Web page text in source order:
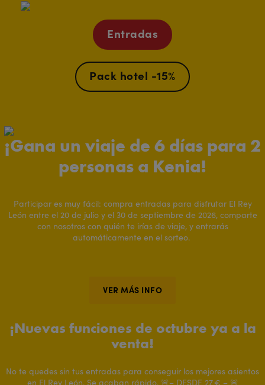
Entradas
Pack hotel -15%
¡Gana un viaje de 6 días para 2
personas a Kenia!
Participar es muy fácil: compra entradas para disfrutar El Rey
León entre el 20 de julio y el 30 de septiembre de 2026, comparte
con nosotros con quién te irías de viaje, y entrarás
automáticamente en el sorteo.
VER MÁS INFO
¡Nuevas funciones de octubre ya a la
venta!
No te quedes sin tus entradas para conseguir los mejores asientos
en El Rey León. Se acaban rápido. 🚨– DESDE 27 € – 🚨